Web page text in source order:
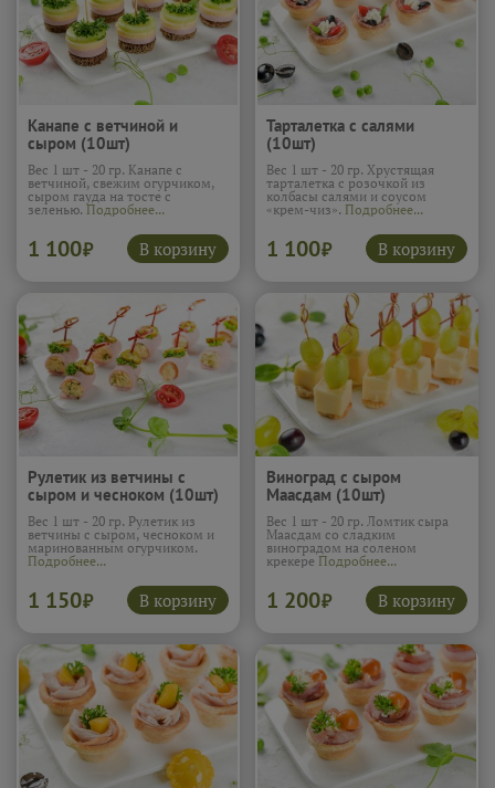
Канапе с ветчиной и
сыром (10шт)
Вес 1 шт - 20 гр. Канапе с
ветчиной, свежим огурчиком,
сыром гауда на тосте с
зеленью. Подробнее...
1 100₽ В корзину
Тарталетка с салями
(10шт)
Вес 1 шт - 20 гр. Хрустящая
тарталетка с розочкой из
колбасы салями и соусом
«крем-чиз». Подробнее...
1 100₽ В корзину
Рулетик из ветчины с
сыром и чесноком (10шт)
Вес 1 шт - 20 гр. Рулетик из
ветчины с сыром, чесноком и
маринованным огурчиком.
Подробнее...
1 150₽ В корзину
Виноград с сыром
Маасдам (10шт)
Вес 1 шт - 20 гр. Ломтик сыра
Маасдам со сладким
виноградом на соленом
крекере Подробнее...
1 200₽ В корзину